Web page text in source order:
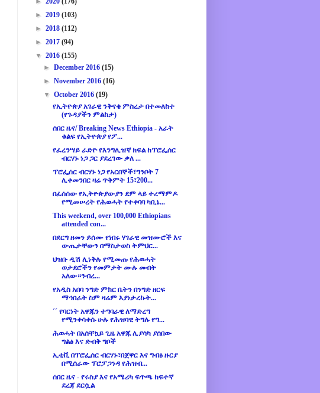
► 2019 (103)
► 2018 (112)
► 2017 (94)
▼ 2016 (155)
►December 2016(15)
►November 2016(16)
▼October 2016(19)
የኢትዮጵያ አገራዊ ንቅናቄ ምስረታ በተመለከተ
(የጉዳያችን ምልከታ)
ሰበር ዜና/ Breaking News Ethiopia - አራት
ቁልፍ የኢትዮጵያ የፖ...
የፈረንሣይ ራድዮ የእንግሊዝኛ ክፍል ከፕሮፌሰር
ብርሃኑ ነጋ ጋር ያደረገው ቃለ ...
ፕሮፌሰር ብርሃኑ ነጋ የአርበኞች፣ግንቦት 7
ሊቀመንበር ዛሬ ጥቅምት 15፣200...
በፈሰሰው የኢትዮጵያውያን ደም ላይ ተረማምዶ
የሚመሠረት የሕወሓት የተቀባባ ካቢኔ...
This weekend, over 100,000 Ethiopians
attended con...
በደርግ ዘመን ይሰሙ የነበሩ ሃገራዊ መዝሙሮች እና
ውጤታቸውን በማስታወስ ትምህር...
ህዝቡ ዲሽ ሊነቅሉ የሚመጡ የሕወሓት
ወታደሮችን የመምታት ሙሉ መብት
አለው።ንብረ...
የአዲስ አበባ ንግድ ምክር ቤትን በንግድ ዘርፍ
ማኅበራት ስም ዛሬም እያነታረኩት...
´´ የባርነት አዋጁን ተግባራዊ ለማድረግ
የሚንቀሳቀሱ ሁሉ የሕዝባዊ ትግሉ የግ...
ሕወሓት በአሰቸኳይ ጊዜ አዋጁ ሊያሳካ ያሰበው
ግልፅ እና ድብቅ ግቦች
ኢቲቪ በፕሮፌሰር ብርሃኑ፣በጀዋር እና ግብፅ ዙርያ
በሚሰራው ፕሮፓጋንዳ የሕዝብ...
ሰበር ዜና - የሩስያ እና የአሜሪካ ፍጥጫ ከፍተኛ
ደረጃ ደርሷል